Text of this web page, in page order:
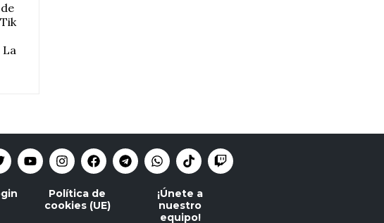
La
Política de
cookies (UE)
¡Únete a
nuestro
equipo!